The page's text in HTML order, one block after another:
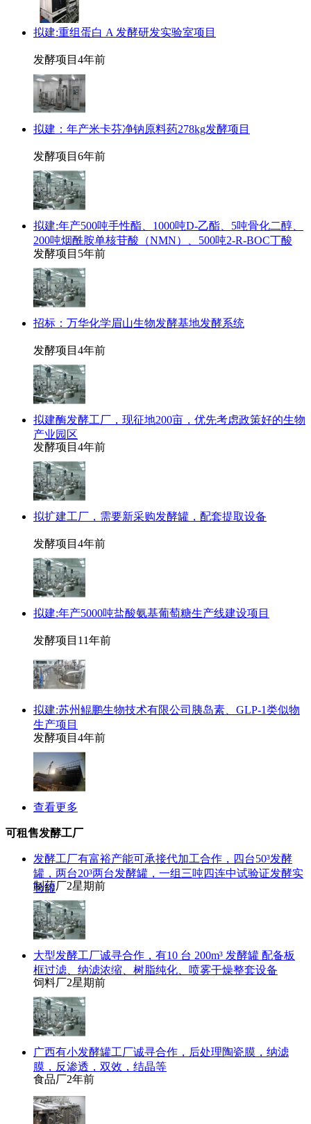
拟建:重组蛋白 A 发酵研发实验室项目
发酵项目 4年前
拟建：年产米卡芬净钠原料药278kg发酵项目
发酵项目 6年前
拟建:年产500吨手性酯、1000吨D-乙酯、5吨骨化二醇、
200吨烟酰胺单核苷酸（NMN）、500吨2-R-BOC丁酸
发酵项目 5年前
招标：万华化学眉山生物发酵基地发酵系统
发酵项目 4年前
拟建酶发酵工厂，现征地200亩，优先考虑政策好的生物
产业园区
发酵项目 4年前
拟扩建工厂，需要新采购发酵罐，配套提取设备
发酵项目 4年前
拟建:年产5000吨盐酸氨基葡萄糖生产线建设项目
发酵项目 11年前
拟建:苏州鲲鹏生物技术有限公司胰岛素、GLP-1类似物
生产项目
发酵项目 4年前
查看更多
可租售发酵工厂
发酵工厂有富裕产能可承接代加工合作，四台50³发酵
罐，两台20³两台发酵罐，一组三吨四连中试验证发酵实
验罐
制药厂2星期前
大型发酵工厂诚寻合作，有10 台 200m³ 发酵罐 配备板
框过滤、纳滤浓缩、树脂纯化、喷雾干燥整套设备
饲料厂2星期前
广西有小发酵罐工厂诚寻合作，后处理陶瓷膜，纳滤
膜，反渗透，双效，结晶等
食品厂2年前